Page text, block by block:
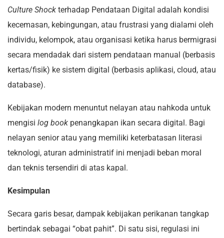
Culture Shock terhadap Pendataan Digital adalah kondisi
kecemasan, kebingungan, atau frustrasi yang dialami oleh
individu, kelompok, atau organisasi ketika harus bermigrasi
secara mendadak dari sistem pendataan manual (berbasis
kertas/fisik) ke sistem digital (berbasis aplikasi, cloud, atau
database).
Kebijakan modern menuntut nelayan atau nahkoda untuk
mengisi log book penangkapan ikan secara digital. Bagi
nelayan senior atau yang memiliki keterbatasan literasi
teknologi, aturan administratif ini menjadi beban moral
dan teknis tersendiri di atas kapal.
Kesimpulan
Secara garis besar, dampak kebijakan perikanan tangkap
bertindak sebagai “obat pahit”. Di satu sisi, regulasi ini